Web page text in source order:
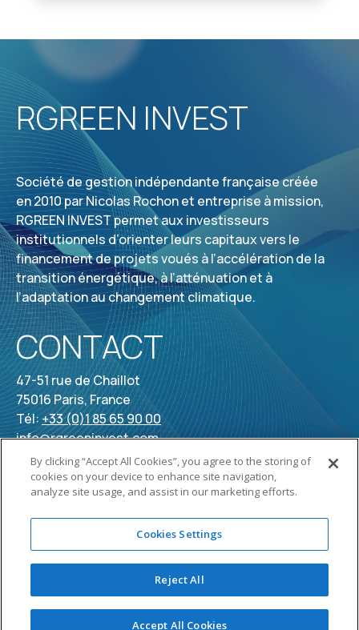
RGREEN INVEST
Société de gestion indépendante française créée
en 2010 par Nicolas Rochon et entreprise à mission,
RGREEN INVEST permet aux investisseurs
institutionnels d’orienter leurs capitaux vers le
financement de projets voués à l’accélération de la
transition énergétique, à l’atténuation et à
l’adaptation au changement climatique.
CONTACT
47-51 rue de Chaillot
75016 Paris, France
Tél: +33 (0)1 85 65 90 00
info@rgreeninvest.com
MENTIONS LÉGALES•INFORMATIONS
By clicking “Accept All Cookies”, you agree to the storing of
cookies on your device to enhance site navigation,
analyze site usage, and assist in our marketing efforts.
Cookies Settings
Reject All
Accept All Cookies